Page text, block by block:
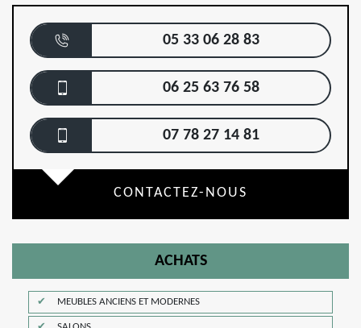
05 33 06 28 83
06 25 63 76 58
07 78 27 14 81
CONTACTEZ-NOUS
ACHATS
MEUBLES ANCIENS ET MODERNES